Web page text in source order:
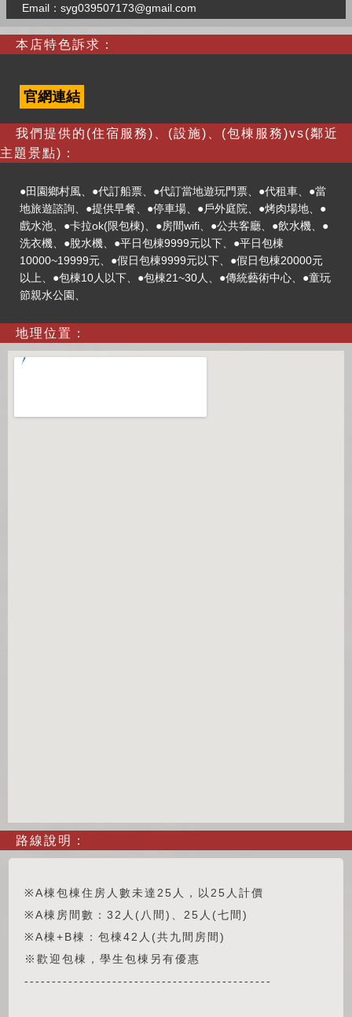
Email： syg039507173@gmail.com
本店特色訴求：
官網連結
我們提供的(住宿服務)、(設施)、(包棟服務)vs(鄰近
主題景點)：
●田園鄉村風、●代訂船票、●代訂當地遊玩門票、●代租車、●當
地旅遊諮詢、●提供早餐、●停車場、●戶外庭院、●烤肉場地、●
戲水池、●卡拉ok(限包棟)、●房間wifi、●公共客廳、●飲水機、●
洗衣機、●脫水機、●平日包棟9999元以下、●平日包棟
10000~19999元、●假日包棟9999元以下、●假日包棟20000元
以上、●包棟10人以下、●包棟21~30人、●傳統藝術中心、●童玩
節親水公園、
地理位置：
路線說明：
※A棟包棟住房人數未達25人，以25人計價
※A棟房間數：32人(八間)、25人(七間)
※A棟+B棟：包棟42人(共九間房間)
※歡迎包棟，學生包棟另有優惠
---------------------------------------------